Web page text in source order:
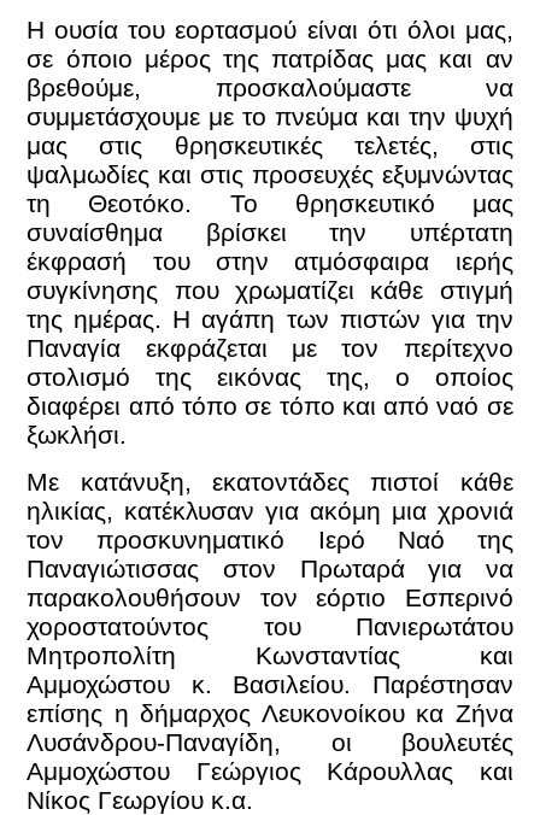
Η ουσία του εορτασμού είναι ότι όλοι μας,
σε όποιο μέρος της πατρίδας μας και αν
βρεθούμε, προσκαλούμαστε να
συμμετάσχουμε με το πνεύμα και την ψυχή
μας στις θρησκευτικές τελετές, στις
ψαλμωδίες και στις προσευχές εξυμνώντας
τη Θεοτόκο. Το θρησκευτικό μας
συναίσθημα βρίσκει την υπέρτατη
έκφρασή του στην ατμόσφαιρα ιερής
συγκίνησης που χρωματίζει κάθε στιγμή
της ημέρας. Η αγάπη των πιστών για την
Παναγία εκφράζεται με τον περίτεχνο
στολισμό της εικόνας της, ο οποίος
διαφέρει από τόπο σε τόπο και από ναό σε
ξωκλήσι.
Με κατάνυξη, εκατοντάδες πιστοί κάθε
ηλικίας, κατέκλυσαν για ακόμη μια χρονιά
τον προσκυνηματικό Ιερό Ναό της
Παναγιώτισσας στον Πρωταρά για να
παρακολουθήσουν τον εόρτιο Εσπερινό
χοροστατούντος του Πανιερωτάτου
Μητροπολίτη Κωνσταντίας και
Αμμοχώστου κ. Βασιλείου. Παρέστησαν
επίσης η δήμαρχος Λευκονοίκου κα Ζήνα
Λυσάνδρου-Παναγίδη, οι βουλευτές
Αμμοχώστου Γεώργιος Κάρουλλας και
Νίκος Γεωργίου κ.α.